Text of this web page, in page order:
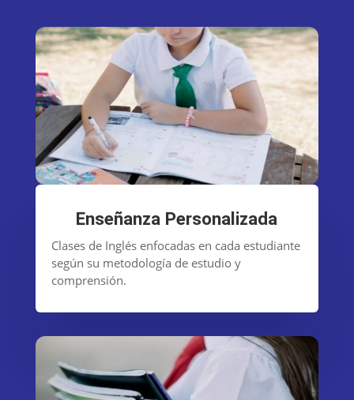
Enseñanza Personalizada
Clases de Inglés enfocadas en cada estudiante
según su metodología de estudio y
comprensión.